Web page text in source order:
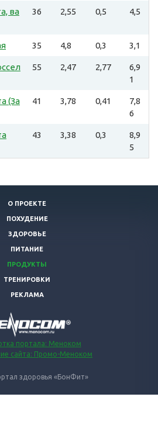
ва
36 2,55 0,5 4,5
35 4,8 0,3 3,1
55 2,47 2,77
6,9
1
(За
41 3,78 0,41
7,8
6
43 3,38 0,3
8,9
5
О ПРОЕКТЕ
ПОХУДЕНИЕ
ЗДОРОВЬЕ
ПИТАНИЕ
ПРОДУКТЫ
ТРЕНИРОВКИ
РЕКЛАМА
портала: Меноком
сайта: Промо-Меноком
здоровья «БонФит»